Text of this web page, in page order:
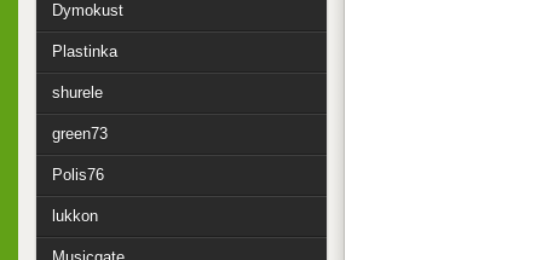
Dymokust
Plastinka
shurele
green73
Polis76
lukkon